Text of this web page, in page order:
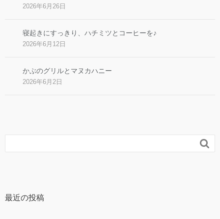
2026年6月26日
寝起きにすっきり、ハチミツとコーヒーを♪
2026年6月12日
かぶのグリルとマヌカハニー
2026年6月2日

最近の投稿